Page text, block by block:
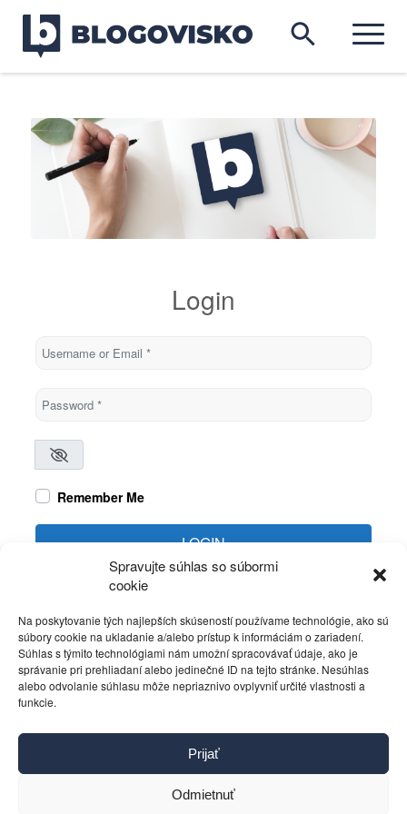
Spravujte súhlas so súbormi
cookie
Na poskytovanie tých najlepších skúseností používame technológie, ako sú
súbory cookie na ukladanie a/alebo prístup k informáciám o zariadení.
Súhlas s týmito technológiami nám umožní spracovávať údaje, ako je
správanie pri prehliadaní alebo jedinečné ID na tejto stránke. Nesúhlas
alebo odvolanie súhlasu môže nepriaznivo ovplyvniť určité vlastnosti a
funkcie.
Prijať
Odmietnuť
Login
Username or Email
Password*
Remember Me
LOGIN
Kontakt
Pravidlá používania